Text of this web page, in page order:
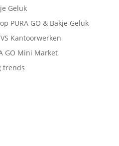
Geluk
PURA GO & Bakje Geluk
Kantoorwerken
GO Mini Market
trends